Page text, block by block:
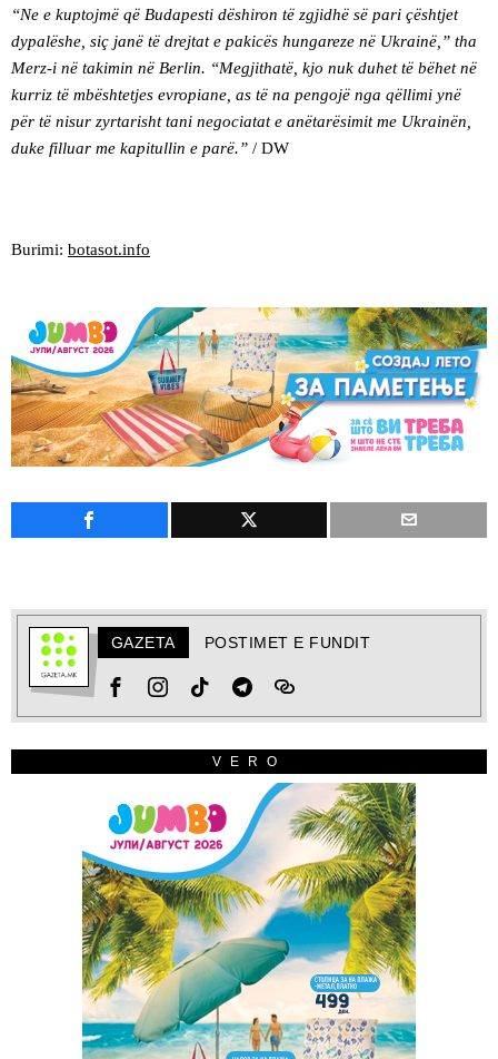
“Ne e kuptojmë që Budapesti dëshiron të zgjidhë së pari çështjet
dypalëshe, siç janë të drejtat e pakicës hungareze në Ukrainë,” tha
Merz-i në takimin në Berlin. “Megjithatë, kjo nuk duhet të bëhet në
kurriz të mbështetjes evropiane, as të na pengojë nga qëllimi ynë
për të nisur zyrtarisht tani negociatat e anëtarësimit me Ukrainën,
duke filluar me kapitullin e parë.” / DW
Burimi: botasot.info
GAZETA POSTIMET E FUNDIT
VERO